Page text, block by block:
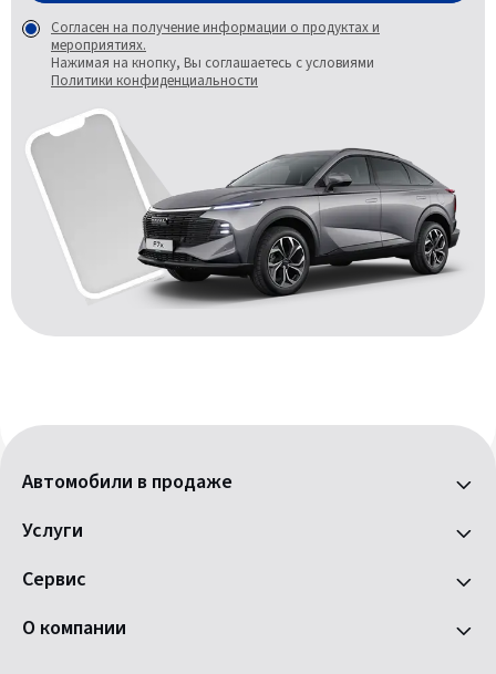
Согласен на получение информации о продуктах и
мероприятиях.
Нажимая на кнопку, Вы соглашаетесь с условиями
Политики конфиденциальности
Автомобили в продаже
Услуги
Сервис
О компании